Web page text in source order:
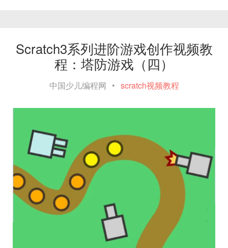
Scratch3系列进阶游戏创作视频教
程：塔防游戏（四）
中国少儿编程网 • scratch视频教程